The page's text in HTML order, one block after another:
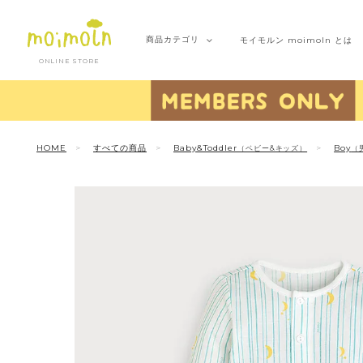
ONLINE STORE
商品カテゴリ モイモルン moimoln とは
HOME すべての商品 Baby&Toddler （ベビー&キッズ） Boy